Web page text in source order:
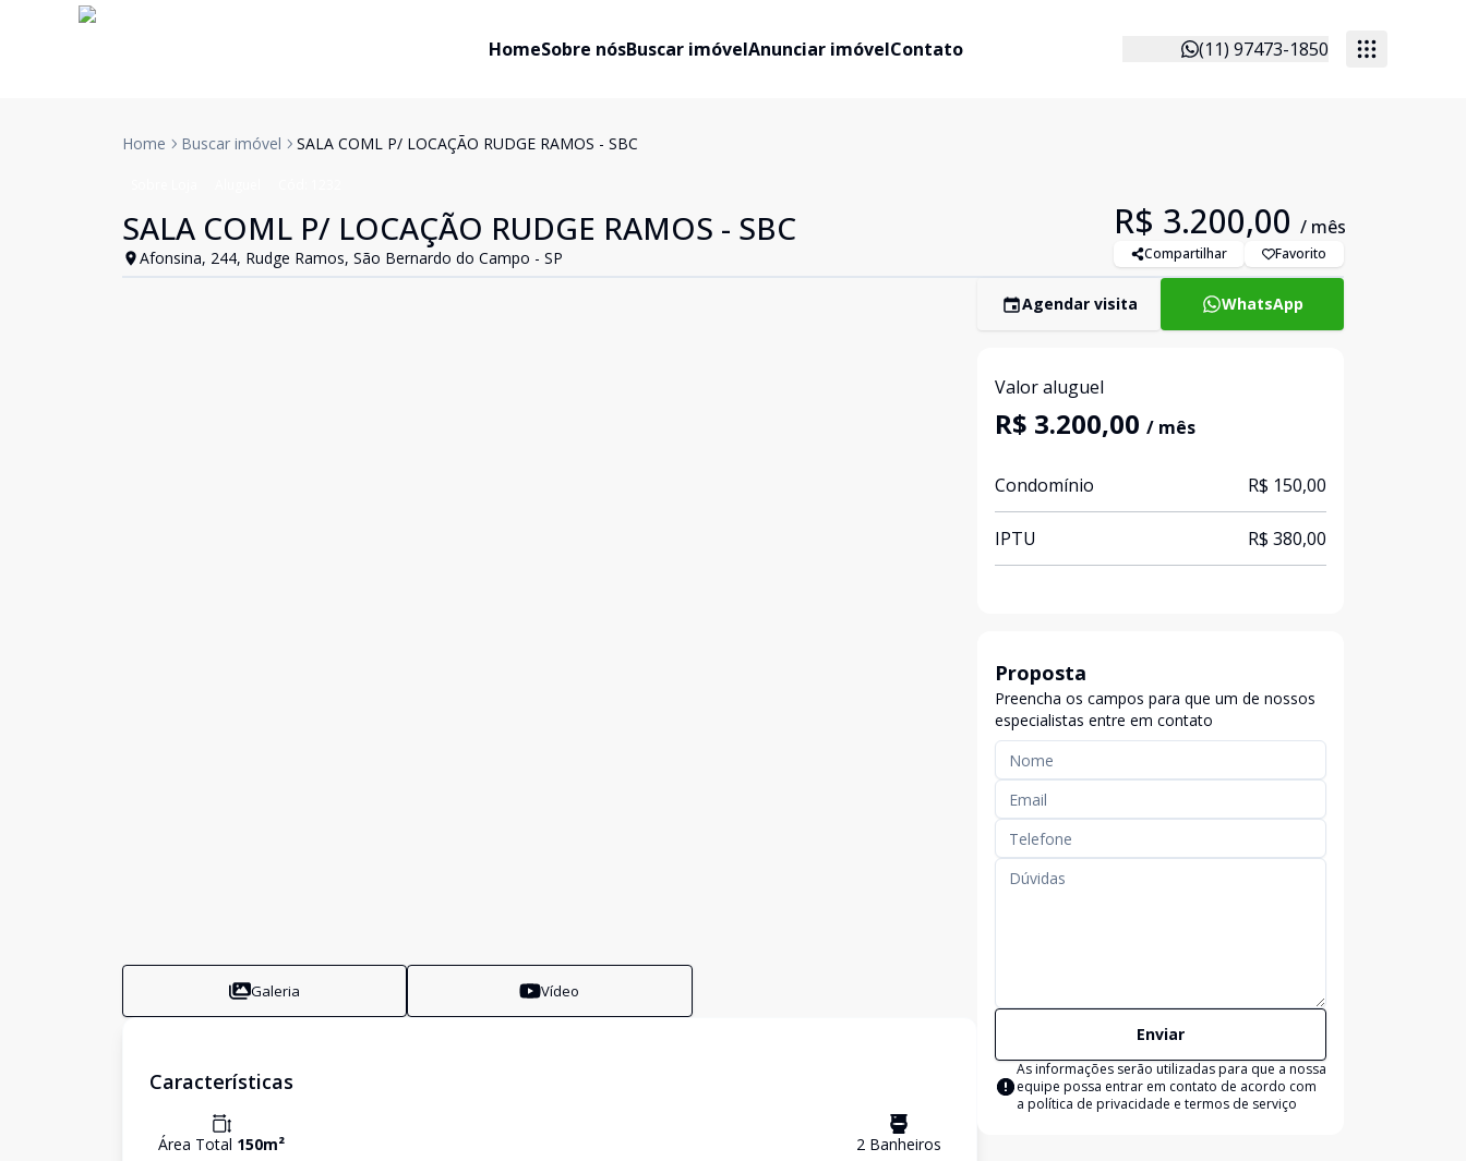
HomeSobre nósBuscar imóvelAnunciar imóvelContato (11) 97473-1850
Home Buscar imóvel SALA COML P/ LOCAÇÃO RUDGE RAMOS - SBC
SALA COML P/ LOCAÇÃO RUDGE RAMOS - SBC
Afonsina, 244, Rudge Ramos, São Bernardo do Campo - SP
R$ 3.200,00 / mês
Compartilhar Favorito
Galeria Vídeo
Características
Área Total 150m² 2 Banheiros
Agendar visita WhatsApp
Valor aluguel
R$ 3.200,00 / mês
Condomínio R$ 150,00
IPTU R$ 380,00
Proposta
Preencha os campos para que um de nossos
especialistas entre em contato
Enviar
As informações serão utilizadas para que a nossa
equipe possa entrar em contato de acordo com
a política de privacidade e termos de serviço